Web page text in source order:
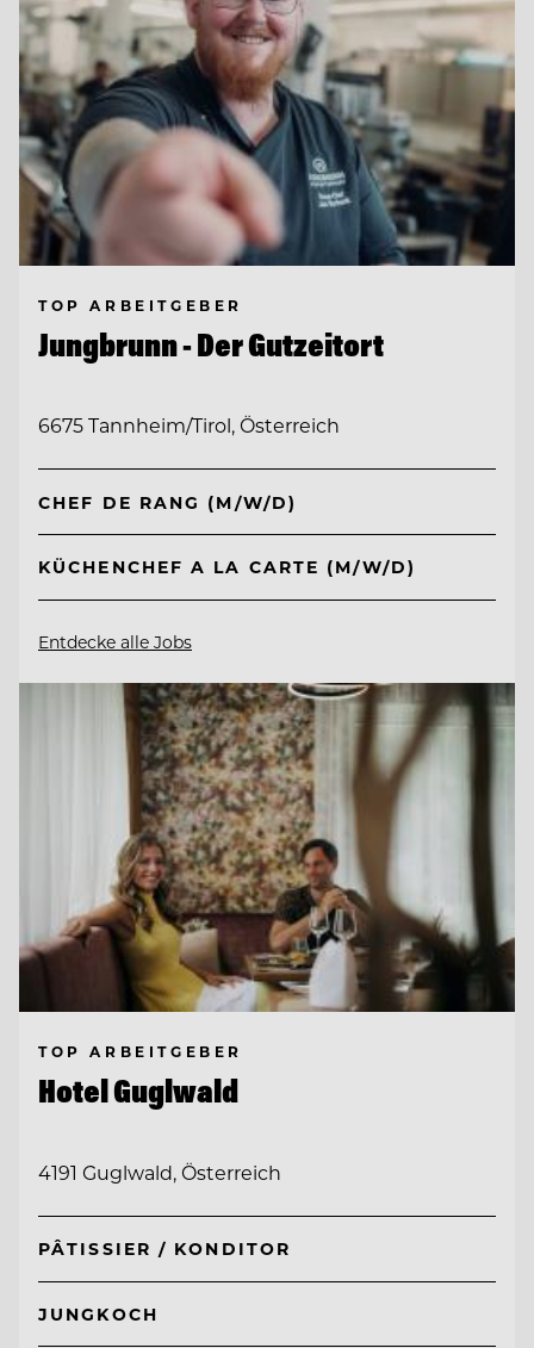
TOP ARBEITGEBER
Jungbrunn - Der Gutzeitort
6675 Tannheim/Tirol, Österreich
CHEF DE RANG (M/W/D)
KÜCHENCHEF A LA CARTE (M/W/D)
Entdecke alle Jobs
TOP ARBEITGEBER
Hotel Guglwald
4191 Guglwald, Österreich
PÂTISSIER / KONDITOR
JUNGKOCH